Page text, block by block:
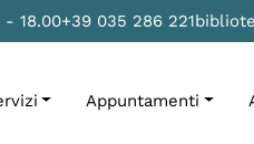
- 18.00+39 035 286 221
Appuntamenti